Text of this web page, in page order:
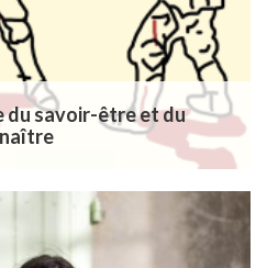
du savoir-être et du